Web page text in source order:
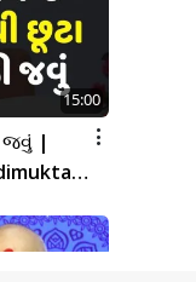
15:00
જવું |